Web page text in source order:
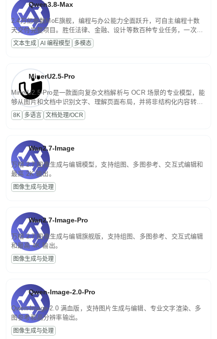
Qwen3.8-Max
2.4万亿参数MoE旗舰，编程与办公能力全面跃升，可自主编程十数
天交付完整项目。胜任法律、金融、设计等数百种专业任务，一次对
话端到端交付生产级成果。原生视觉理解贯穿规划、执行与验证全流
程，支持超长文档与长视频的深度语义解析。长程任务中自主规划与
文本生成 AI 编程模型 多模态
MinerU2.5-Pro
MinerU2.5-Pro是一款面向复杂文档解析与 OCR 场景的专业模型，能
够从图片和文档中识别文字、理解页面布局，并将非结构化内容转换
为便于存储、检索和二次处理的结构化结果。
8K 多语言 文档处理/OCR
Wan2.7-Image
万相 2.7 图像生成与编辑模型，支持组图、多图参考、交互式编辑和
最高 2K 输出。
图像生成与处理
Wan2.7-Image-Pro
万相 2.7 图像生成与编辑旗舰版，支持组图、多图参考、交互式编辑
和最高 4K 输出。
图像生成与处理
Qwen-Image-2.0-Pro
Qwen-Image-2.0 满血版，支持图片生成与编辑、专业文字渲染、多
图参考和高分辨率输出。
图像生成与处理